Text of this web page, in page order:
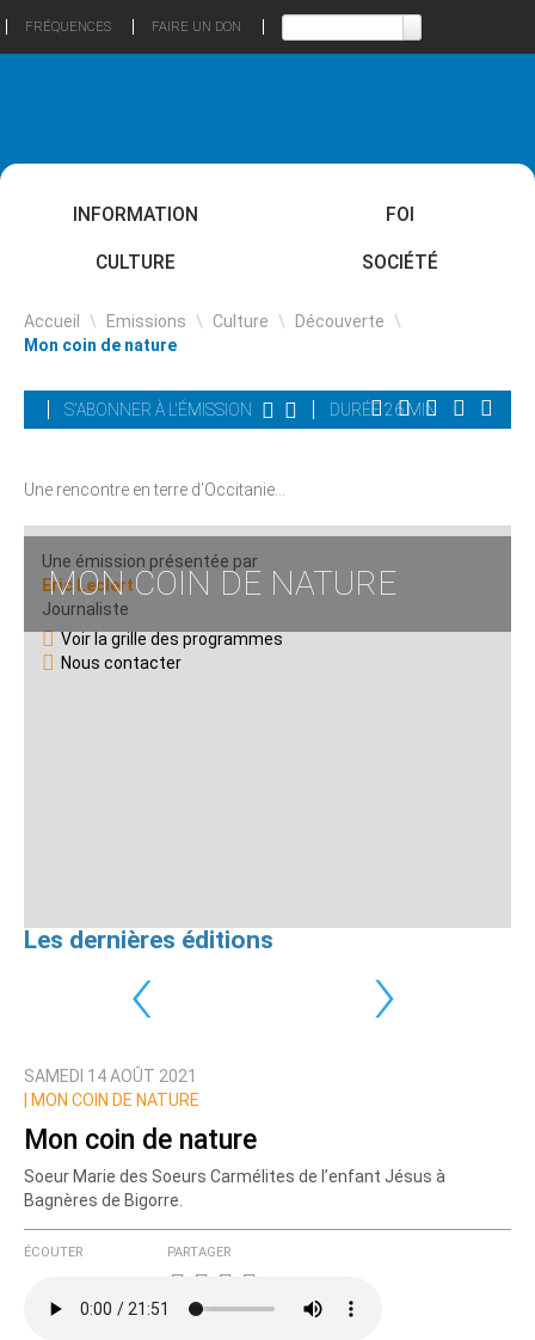
FRÉQUENCES FAIRE UN DON
INFORMATION FOI
CULTURE SOCIÉTÉ
Accueil \ Emissions \ Culture \ Découverte \
Mon coin de nature
S'ABONNER À L'ÉMISSION DURÉE 26 MIN
MON COIN DE NATURE
Une rencontre en terre d’Occitanie...
Une émission présentée par
Eric Leclert
Journaliste
Voir la grille des programmes
Nous contacter
Les dernières éditions
‹ ›
SAMEDI 14 AOÛT 2021
MON COIN DE NATURE
Mon coin de nature
Soeur Marie des Soeurs Carmélites de l’enfant Jésus à
Bagnères de Bigorre.
ÉCOUTER PARTAGER